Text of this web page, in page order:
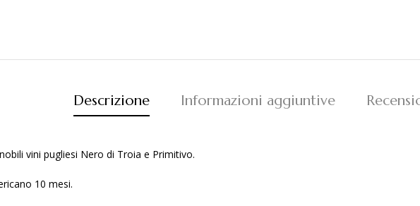
Descrizione Informazioni aggiuntive
vini pugliesi Nero di Troia e Primitivo.
10 mesi.